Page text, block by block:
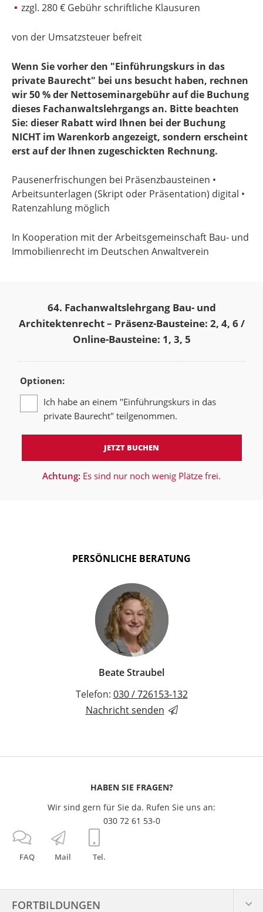
zzgl. 280 € Gebühr schriftliche Klausuren
von der Umsatzsteuer befreit
Wenn Sie vorher den "Einführungskurs in das
private Baurecht" bei uns besucht haben, rechnen
wir 50 % der Nettoseminargebühr auf die Buchung
dieses Fachanwaltslehrgangs an. Bitte beachten
Sie: dieser Rabatt wird Ihnen bei der Buchung
NICHT im Warenkorb angezeigt, sondern erscheint
erst auf der Ihnen zugeschickten Rechnung.
Pausenerfrischungen bei Präsenzbausteinen •
Arbeitsunterlagen (Skript oder Präsentation) digital •
Ratenzahlung möglich
In Kooperation mit der Arbeitsgemeinschaft Bau- und
Immobilienrecht im Deutschen Anwaltverein
64. Fachanwaltslehrgang Bau- und
Architektenrecht – Präsenz-Bausteine: 2, 4, 6 /
Online-Bausteine: 1, 3, 5
Optionen:
Ich habe an einem "Einführungskurs in das
private Baurecht" teilgenommen.
JETZT BUCHEN
Achtung: Es sind nur noch wenig Plätze frei.
PERSÖNLICHE BERATUNG
Beate Straubel
Telefon: 030 / 726153-132
Nachricht senden
FAQ Mail Tel.
HABEN SIE FRAGEN?
Wir sind gern für Sie da. Rufen Sie uns an:
030 72 61 53-0
FORTBILDUNGEN